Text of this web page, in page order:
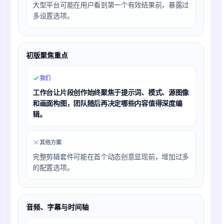
大型平台可能在用户看到第一个有效结果前，暴露过
多设置选项。
初版聚焦重点
我们
工作台让片段创作始终聚焦于提示词、模式、源图像
和画面构图，团队随后再决定哪些内容值得深度编
辑。
其他方案
完整剪辑套件可能在首个动态创意显现前，增加过多
的配置选项。
音频、字幕与时间轴